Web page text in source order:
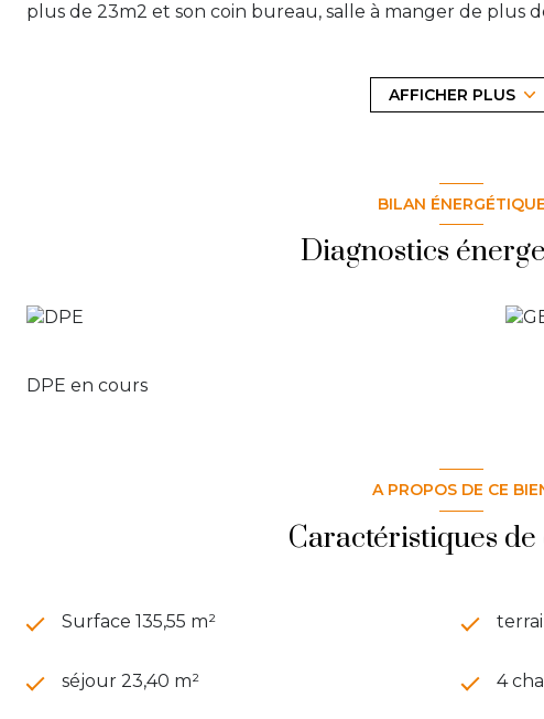
plus de 23m2 et son coin bureau, salle à manger de plus
bains et WC. Au dernier niveau: palier, deux chambres
vous offrira également un sous-sol total comprenant:
authenticité et de ses volumes. Contactez notre agence
Les informations sur les risques auxquels ce bien est
AFFICHER PLUS
BILAN ÉNERGÉTIQUE
Diagnostics
DPE en cours
A PROPOS DE CE
Caractéristiques de
Surface 135,55 m²
séjour 23,40 m² 4